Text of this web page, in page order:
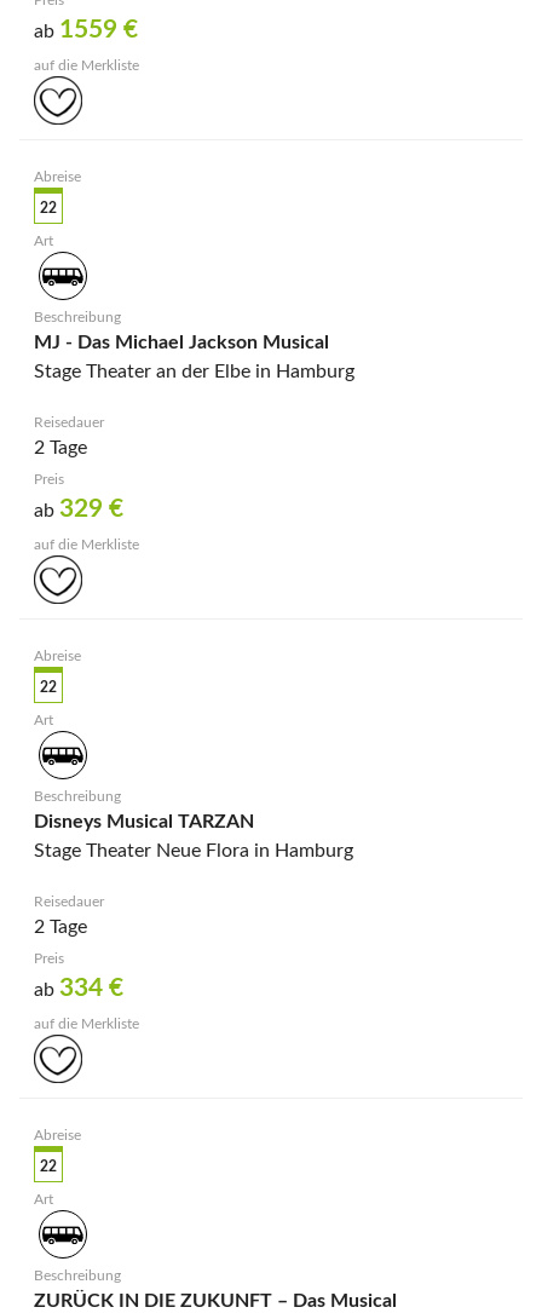
ab 1559 €
22
MJ - Das Michael Jackson Musical
Stage Theater an der Elbe in Hamburg
2 Tage
ab 329 €
22
Disneys Musical TARZAN
Stage Theater Neue Flora in Hamburg
2 Tage
ab 334 €
22
ZURÜCK IN DIE ZUKUNFT – Das Musical